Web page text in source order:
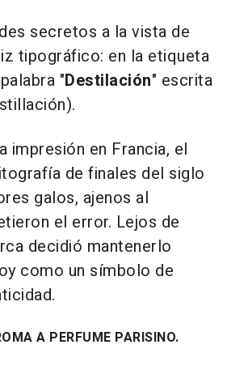
secretos a la vista de
tipográfico: en la etiqueta
"Destilación" escrita
impresión en Francia, el
de finales del siglo
galos, ajenos al
el error. Lejos de
decidió mantenerlo
como un símbolo de
A PERFUME PARISINO.